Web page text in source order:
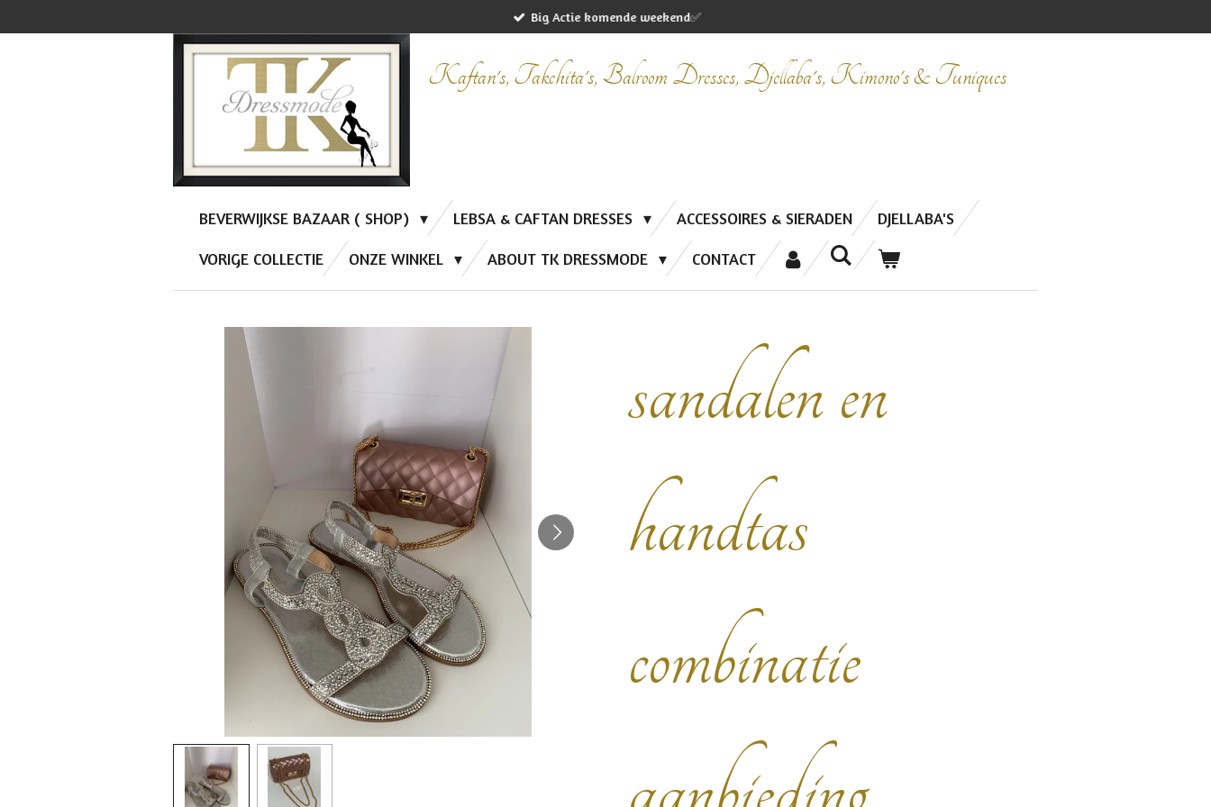
Big Actie komende weekend✅
Kaftan's, Takchita's, Balroom Dresses, Djellaba's, Kimono's & Tuniques
BEVERWIJKSE BAZAAR ( SHOP) LEBSA & CAFTAN DRESSES ACCESSOIRES & SIERADEN DJELLABA'S
VORIGE COLLECTIE ONZE WINKEL ABOUT TK DRESSMODE CONTACT
sandalen en
handtas
combinatie